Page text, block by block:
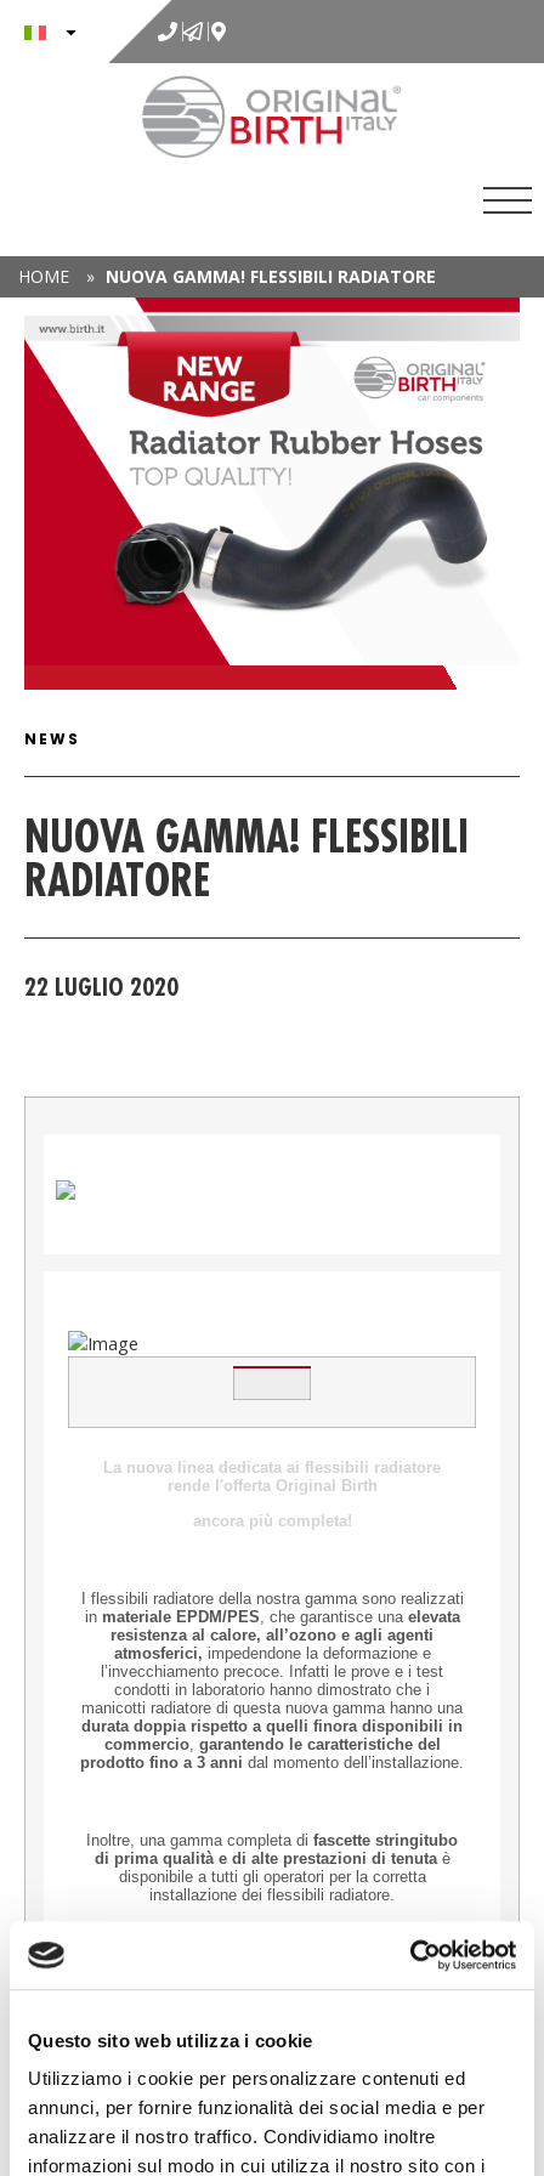
Questo sito web utilizza i cookie
Utilizziamo i cookie per personalizzare contenuti ed
annunci, per fornire funzionalità dei social media e per
analizzare il nostro traffico. Condividiamo inoltre
informazioni sul modo in cui utilizza il nostro sito con i
contenuto
HOME » NUOVA GAMMA! FLESSIBILI RADIATORE
ARTICLE DETAIL
NEWS
NUOVA GAMMA! FLESSIBILI
RADIATORE
22 LUGLIO 2020
La nuova linea dedicata ai flessibili radiatore
rende l'offerta Original Birth
ancora più completa!
I flessibili radiatore della nostra gamma sono realizzati
in materiale EPDM/PES , che garantisce una elevata
resistenza al calore, all’ozono e agli agenti
atmosferici, impedendone la deformazione e
l’invecchiamento precoce. Infatti le prove e i test
condotti in laboratorio hanno dimostrato che i
manicotti radiatore di questa nuova gamma hanno una
durata doppia rispetto a quelli finora disponibili in
commercio, garantendo le caratteristiche del
prodotto fino a 3 anni dal momento dell’installazione.
Inoltre, una gamma completa di fascette stringitubo
di prima qualità e di alte prestazioni di tenutaè
disponibile a tutti gli operatori per la corretta
installazione dei flessibili radiatore.
Oltre il 70% del circolante europeo già disponibile!
Trova il tuo distributore di zona